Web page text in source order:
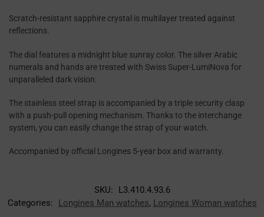
Scratch-resistant sapphire crystal is multilayer treated against
reflections.
The dial features a midnight blue sunray color. The silver Arabic
numerals and hands are treated with Swiss Super-LumiNova for
unparalleled dark vision.
The stainless steel strap is accompanied by a triple security clasp
with a push-pull opening mechanism. Thanks to the interchange
system, you can easily change the strap of your watch.
Accompanied by official Longines 5-year box and warranty.
SKU:
L3.410.4.93.6
Categories:
Longines Man watches, Longines Woman watches